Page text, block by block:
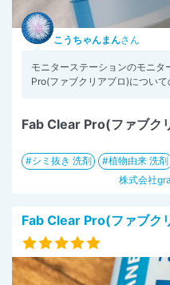
こうちゃんまんさん
モニターステーションのモニ
Pro(ファブクリアプロ)について
Fab Clear Pro(ファブク
シミ抜き 洗剤 植物由来 洗剤
株式会社
Fab Clear Pro(ファブク